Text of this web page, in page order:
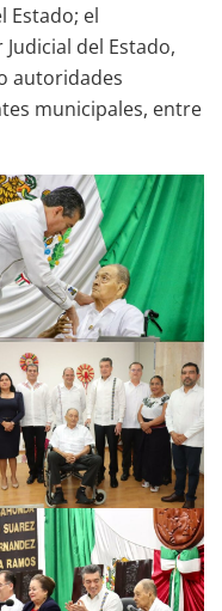
Estado; el
del Estado,
autoridades
municipales, entre